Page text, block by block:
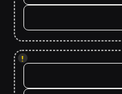
!